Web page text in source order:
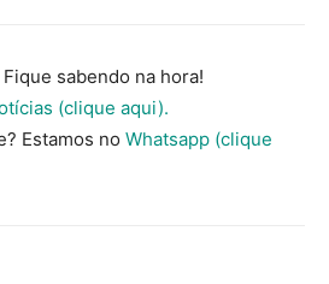
sabendo na hora!
(clique aqui).
Estamos no Whatsapp (clique